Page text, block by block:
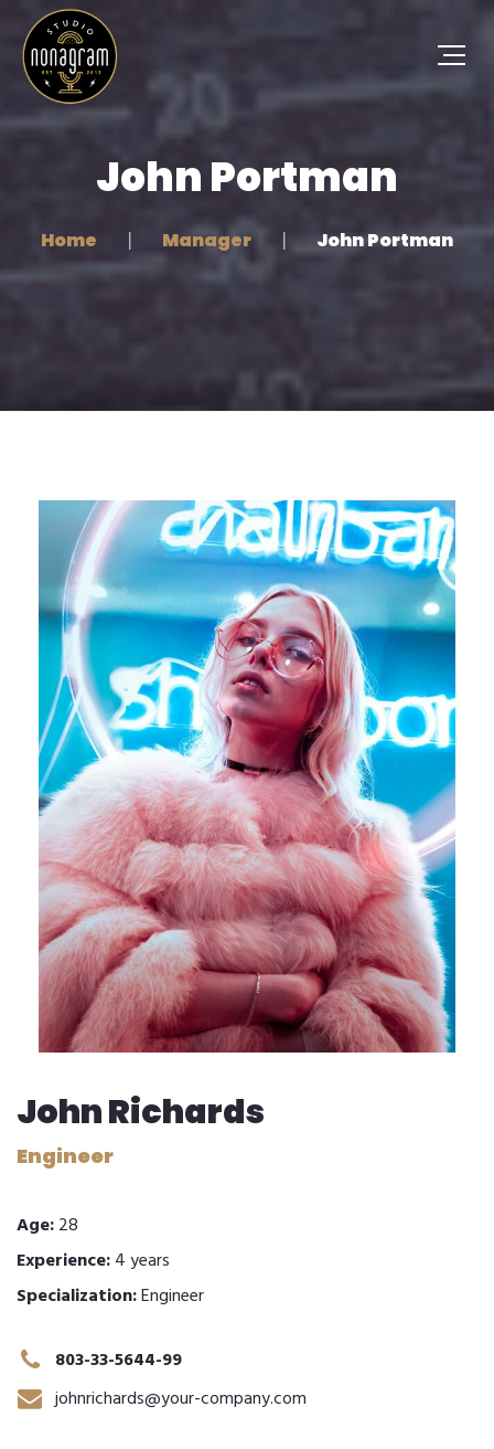
John Portman
Home Manager John Portman
John Richards
Engineer
Age:28
Experience:4 years
Specialization:Engineer
803-33-5644-99
johnrichards@your-company.com